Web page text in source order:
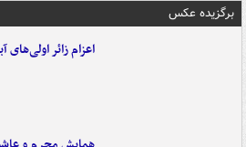
برگزیده عکس
اعزام زائر اولی‌های